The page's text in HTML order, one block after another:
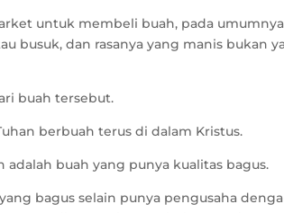
untuk membeli buah, pada umumnya
busuk, dan rasanya yang manis bukan
buah tersebut.
berbuah terus di dalam Kristus.
buah yang punya kualitas bagus.
bagus selain punya pengusaha